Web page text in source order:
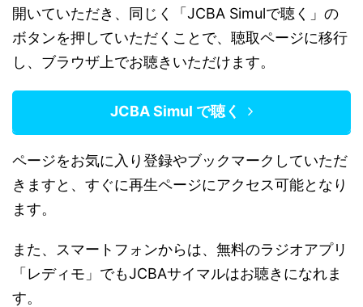
開いていただき、同じく「JCBA Simulで聴く」の
ボタンを押していただくことで、聴取ページに移行
し、ブラウザ上でお聴きいただけます。
JCBA Simul で聴く
ページをお気に入り登録やブックマークしていただ
きますと、すぐに再生ページにアクセス可能となり
ます。
また、スマートフォンからは、無料のラジオアプリ
「レディモ」でもJCBAサイマルはお聴きになれま
す。